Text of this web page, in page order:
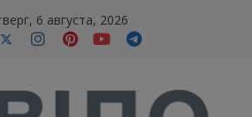
6 августа, 2026
modal-check